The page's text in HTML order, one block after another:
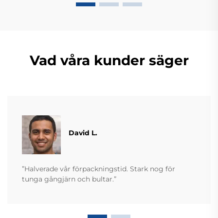
Vad våra kunder säger
David L.
”Halverade vår förpackningstid. Stark nog för
tunga gångjärn och bultar.”